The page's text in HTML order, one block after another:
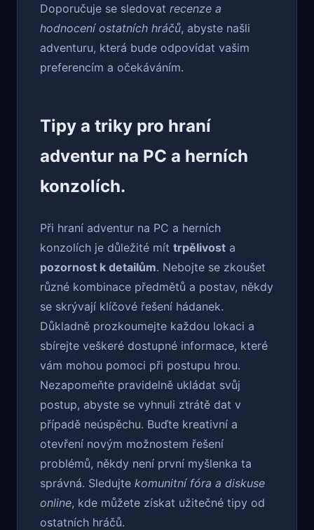
Doporučuje se sledovat recenze a
hodnocení ostatních hráčů, abyste našli
adventuru, která bude odpovídat vašim
preferencím a očekáváním.
Tipy a triky pro hraní
adventur na PC a herních
konzolích.
Při hraní adventur na PC a herních
konzolích je důležité mít trpělivost a
pozornost k detailům. Nebojte se zkoušet
různé kombinace předmětů a postav, někdy
se skrývají klíčové řešení hádanek.
Důkladně prozkoumejte každou lokaci a
sbírejte veškeré dostupné informace, které
vám mohou pomoci při postupu hrou.
Nezapomeňte pravidelně ukládat svůj
postup, abyste se vyhnuli ztrátě dat v
případě neúspěchu. Buďte kreativní a
otevření novým možnostem řešení
problémů, někdy není první myšlenka ta
správná. Sledujte komunitní fóra a diskuse
online, kde můžete získat užitečné tipy od
ostatních hráčů.